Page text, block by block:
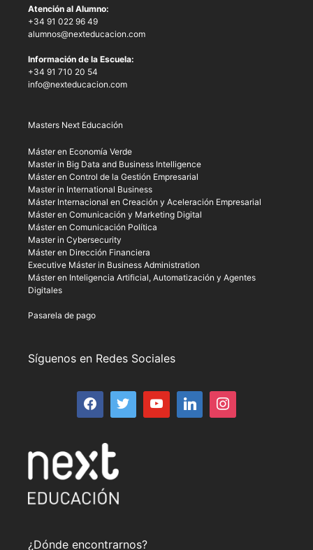
Atención al Alumno:
+34 91 022 96 49
alumnos@nexteducacion.com
Información de la Escuela:
+34 91 710 20 54
info@nexteducacion.com
Masters Next Educación
Máster en Economía Verde
Master in Big Data and Business Intelligence
Máster en Control de la Gestión Empresarial
Master in International Business
Máster Internacional en Creación y Aceleración Empresarial
Máster en Comunicación y Marketing Digital
Máster en Comunicación Política
Master in Cybersecurity
Máster en Dirección Financiera
Executive Máster in Business Administration
Máster en Inteligencia Artificial, Automatización y Agentes
Digitales
Pasarela de pago
Síguenos en Redes Sociales
¿Dónde encontrarnos?